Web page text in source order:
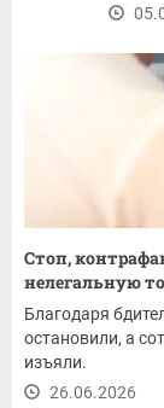
Стоп,
нелегальную
Благодаря
остановили, а
изъяли.
26.06.2026